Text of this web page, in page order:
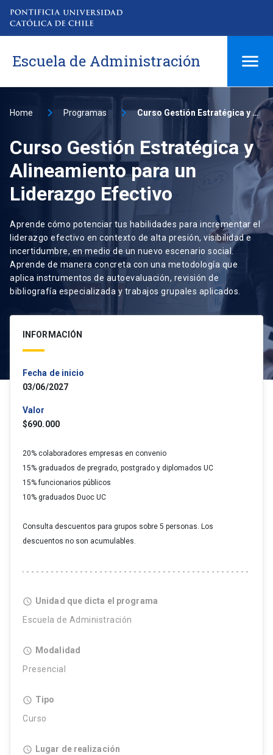
Escuela de Administración
Home Programas Curso Gestión Estratégica y Alineamiento para un Liderazgo Efectivo
Curso Gestión Estratégica y
Alineamiento para un
Liderazgo Efectivo
Aprende cómo potenciar tus habilidades para incrementar el
liderazgo efectivo en contexto de alta presión, visibilidad e
incertidumbre, en medio de un nuevo escenario social.
Aprende de manera concreta con una metodología que
aplica instrumentos de autoevaluación, revisión de
bibliografía especializada y trabajos grupales aplicados.
INFORMACIÓN
Fecha de inicio
03/06/2027
Valor
$690.000
20% colaboradores empresas en convenio
15% graduados de pregrado, postgrado y diplomados UC
15% funcionarios públicos
10% graduados Duoc UC
Consulta descuentos para grupos sobre 5 personas. Los
descuentos no son acumulables.
access_time Unidad que dicta el programa
Escuela de Administración
access_time Modalidad
Presencial
access_time Tipo
Curso
access_time Lugar de realización